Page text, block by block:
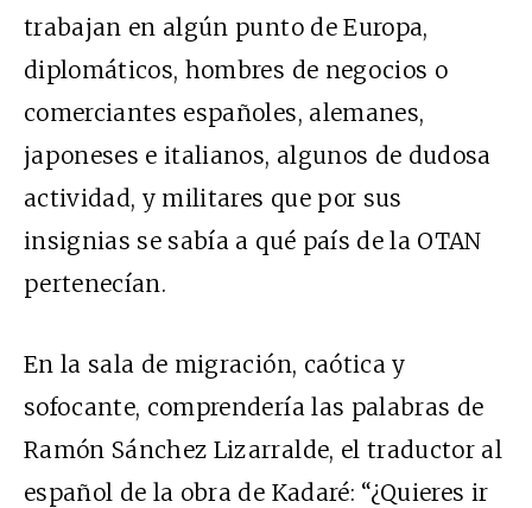
trabajan en algún punto de Europa,
diplomáticos, hombres de negocios o
comerciantes españoles, alemanes,
japoneses e italianos, algunos de dudosa
actividad, y militares que por sus
insignias se sabía a qué país de la OTAN
pertenecían.
En la sala de migración, caótica y
sofocante, comprendería las palabras de
Ramón Sánchez Lizarralde, el traductor al
español de la obra de Kadaré: “¿Quieres ir